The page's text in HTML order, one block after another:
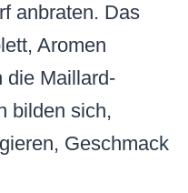
anbraten. Das
Aromen
die Maillard-
bilden sich,
Geschmack